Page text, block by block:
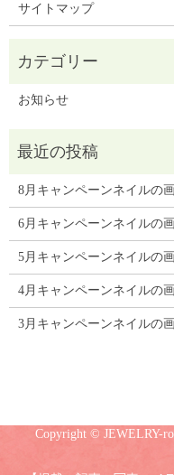
サイトマップ
お知らせ
8月キャンペーンネイルの
6月キャンペーンネイルの
5月キャンペーンネイルの
4月キャンペーンネイルの
3月キャンペーンネイルの
Copyright © JEWELRY-